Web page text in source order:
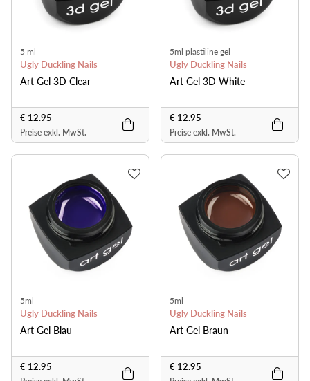
5 ml
Ugly Duckling Nails
Art Gel 3D Clear
€ 12.95
Preise exkl. MwSt.
5ml plastiline gel
Ugly Duckling Nails
Art Gel 3D White
€ 12.95
Preise exkl. MwSt.
5ml
Ugly Duckling Nails
Art Gel Blau
€ 12.95
5ml
Ugly Duckling Nails
Art Gel Braun
€ 12.95